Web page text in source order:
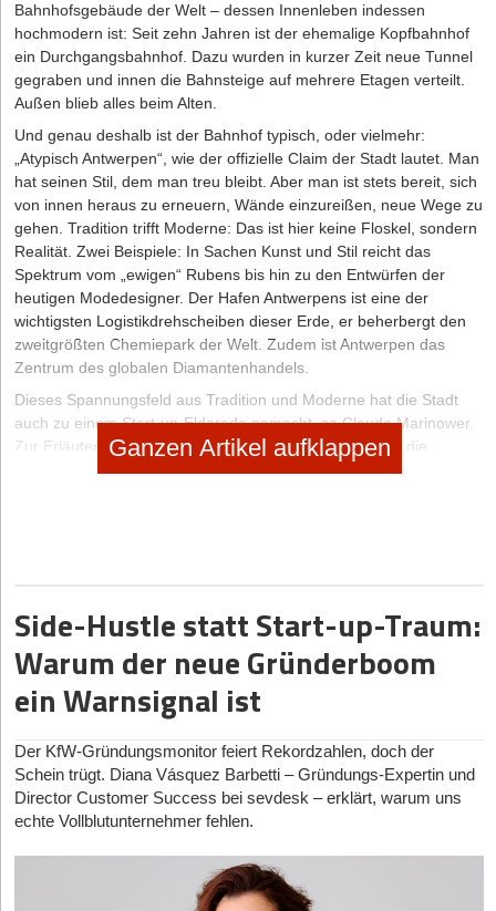
Bahnhofsgebäude der Welt – dessen Innenleben indessen
hochmodern ist: Seit zehn Jahren ist der ehemalige Kopfbahnhof
ein Durchgangsbahnhof. Dazu wurden in kurzer Zeit neue Tunnel
gegraben und innen die Bahnsteige auf mehrere Etagen verteilt.
Außen blieb alles beim Alten.
Und genau deshalb ist der Bahnhof typisch, oder vielmehr:
„Atypisch Antwerpen“, wie der offizielle Claim der Stadt lautet. Man
hat seinen Stil, dem man treu bleibt. Aber man ist stets bereit, sich
von innen heraus zu erneuern, Wände einzureißen, neue Wege zu
gehen. Tradition trifft Moderne: Das ist hier keine Floskel, sondern
Realität. Zwei Beispiele: In Sachen Kunst und Stil reicht das
Spektrum vom „ewigen“ Rubens bis hin zu den Entwürfen der
heutigen Modedesigner. Der Hafen Antwerpens ist eine der
wichtigsten Logistikdrehscheiben dieser Erde, er beherbergt den
zweitgrößten Chemiepark der Welt. Zudem ist Antwerpen das
Zentrum des globalen Diamantenhandels.
Dieses Spannungsfeld aus ­Tradition und Moderne hat die Stadt
auch zu einem Start-up-Eldorado gemacht, so Claude Marinower.
Zur Erläuterung greift der Beigeordnete der Stadt tief in die
Das Start-up-Ökosystem wächst
Ganzen Artikel aufklappen
Side-Hustle statt Start-up-Traum:
Warum der neue Gründerboom
ein Warnsignal ist
Der KfW-Gründungsmonitor feiert Rekordzahlen, doch der
Schein trügt. Diana Vásquez Barbetti – Gründungs-Expertin und
Director Customer Success bei sevdesk – erklärt, warum uns
echte Vollblutunternehmer fehlen.